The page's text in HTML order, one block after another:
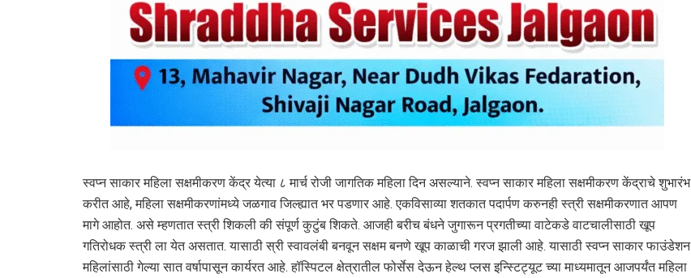
स्वप्न साकार महिला सक्षमीकरण केंद्र येत्या ८ मार्च रोजी जागतिक महिला दिन असल्याने. स्वप्न साकार महिला सक्षमीकरण केंद्राचे शुभारंभ
करीत आहे, महिला सक्षमीकरणांमध्ये जळगाव जिल्ह्यात भर पडणार आहे. एकविसाव्या शतकात पदार्पण करुनही स्त्री सक्षमीकरणात आपण
मागे आहोत. असे म्हणतात स्त्री शिकली की संपूर्ण कुटुंब शिकते. आजही बरीच बंधने जुगारून प्रगतीच्या वाटेकडे वाटचालीसाठी खूप
गतिरोधक स्त्री ला येत असतात. यासाठी स्री स्वावलंबी बनवून सक्षम बनणे खूप काळाची गरज झाली आहे. यासाठी स्वप्न साकार फाउंडेशन
महिलांसाठी गेल्या सात वर्षापासून कार्यरत आहे. हॉस्पिटल क्षेत्रातील फोर्सेस देऊन हेल्थ प्लस इन्स्टिट्यूट च्या माध्यमातून आजपर्यंत महिला